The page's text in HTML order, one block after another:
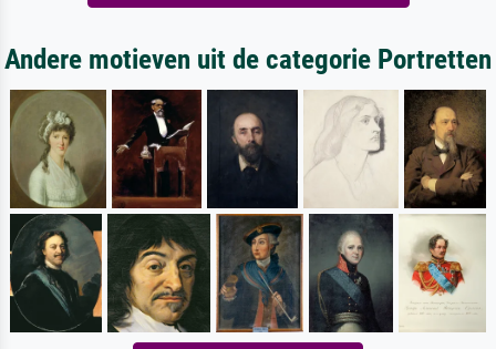
Andere motieven uit de categorie Portretten